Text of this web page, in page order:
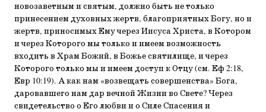
новозаветным и святым, должно быть не только
принесением духовных жертв, благоприятных Богу, но и
жертв, приносимых Ему через Иисуса Христа, в Котором
и через Которого мы только и имеем возможность
входить в Храм Божий, в Божье святилище, и через
Которого только мы и имеем доступ к Отцу (см. Еф 2:18,
Евр 10:19). А как нам «возвещать совершенства» Бога,
даровавшего нам дар веч­ной Жизни во Свете? Через
свидетельство о Его любви и о Силе Спасения и